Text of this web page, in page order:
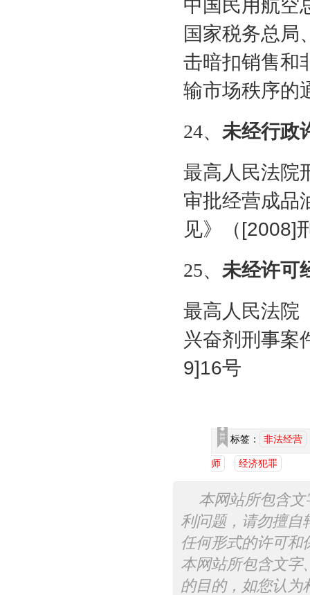
中国民用航空
国家税务总局
击暗扣销售和
输市场秩序的
24、 未经行政
最高人民法院
审批经营成品
见》（[2008]
25、 未经许可
最高人民法院
兴奋剂刑事案
9]16号
标签： 非法经营
师 经济犯罪
本网站所包含
利问题，请勿擅自
任何形式的许可和
本网站所包含文字
的目的，如您认为